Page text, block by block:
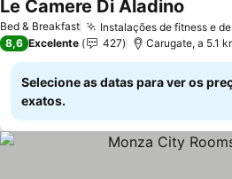
Bed & Breakfast Instalações de fitness e
Le Camere Di Aladino
8,6 Excelente 427 Carugate, a 5.1
Selecione as datas para ver os
exatos.